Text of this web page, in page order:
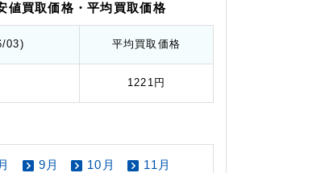
値買取価格・平均買取価格
03) 平均 買取価格
1221円
9月 10月
11月